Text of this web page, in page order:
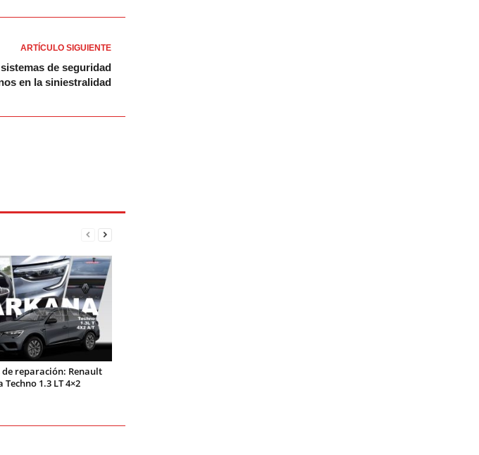
ARTÍCULO SIGUIENTE
de seguridad
en la siniestralidad
de reparación: Renault
Techno 1.3 LT 4×2